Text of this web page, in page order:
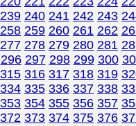
239 240 241 242 243
258 259 260 261 262
277 278 279 280 281
296 297 298 299 300
315 316 317 318 319
334 335 336 337 338
353 354 355 356 357
372 373 374 375 376